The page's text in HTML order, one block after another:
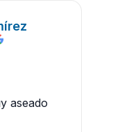
aseado